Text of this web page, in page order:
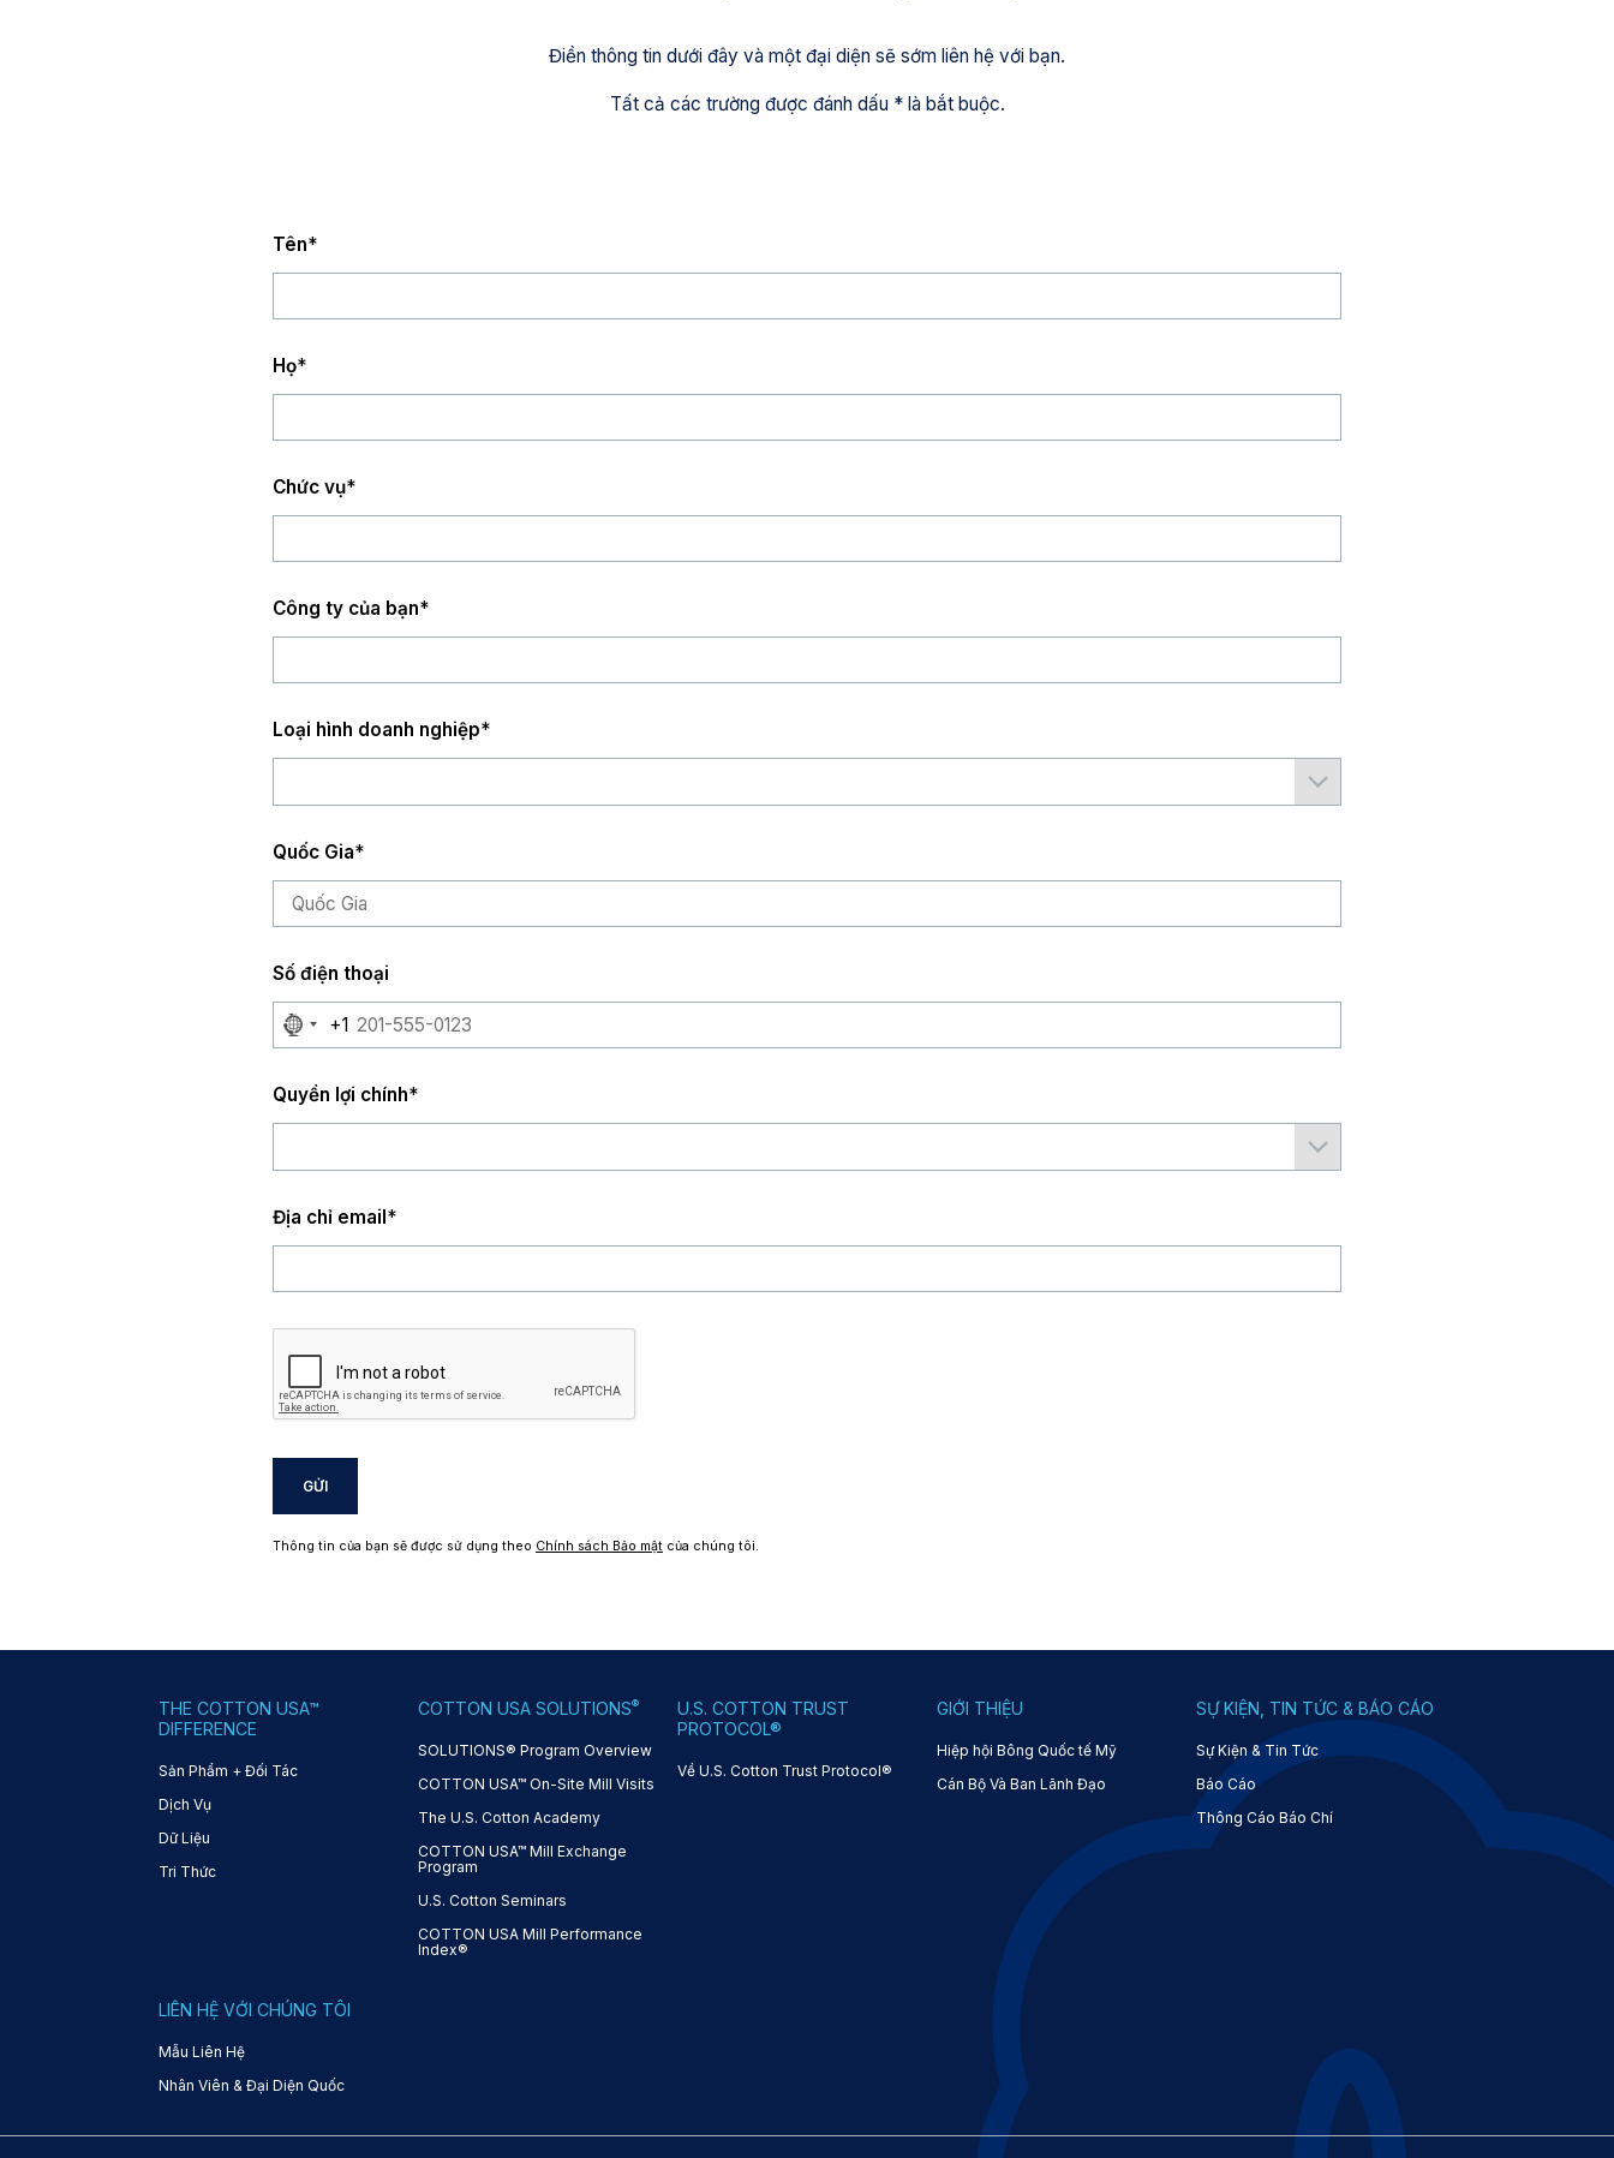
Điền thông tin dưới đây và một đại diện sẽ sớm liên hệ với bạn.
Tất cả các trường được đánh dấu * là bắt buộc.
Tên*
Họ*
Chức vụ*
Công ty của bạn*
Loại hình doanh nghiệp*
Quốc Gia*
Số điện thoại
No
country
+1
Quyền lợi chính*
Địa chỉ email*
GỬI
Thông tin của bạn sẽ được sử dụng theo Chính sách Bảo mậtcủa chúng tôi.
THE COTTON USA™
DIFFERENCE
Sản Phẩm + Đối Tác
Dịch Vụ
Dữ Liệu
Tri Thức
COTTON USA SOLUTIONS®
SOLUTIONS® Program Overview
COTTON USA™ On-Site Mill Visits
The U.S. Cotton Academy
COTTON USA™ Mill Exchange
Program
U.S. Cotton Seminars
COTTON USA Mill Performance
Index®
U.S. COTTON TRUST
PROTOCOL®
Về U.S. Cotton Trust Protocol®
GIỚI THIỆU
Hiệp hội Bông Quốc tế Mỹ
Cán Bộ Và Ban Lãnh Đạo
SỰ KIỆN, TIN TỨC & BÁO CÁO
Sự Kiện & Tin Tức
Báo Cáo
Thông Cáo Báo Chí
LIÊN HỆ VỚI CHÚNG TÔI
Mẫu Liên Hệ
Nhân Viên & Đại Diện Quốc